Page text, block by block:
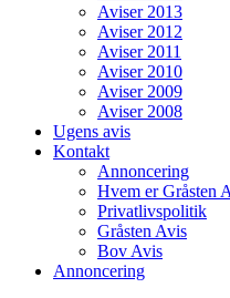
Aviser 2013
Aviser 2012
Aviser 2011
Aviser 2010
Aviser 2009
Aviser 2008
Ugens avis
Kontakt
Annoncering
Hvem er Gråsten
Privatlivspolitik
Gråsten Avis
Bov Avis
Annoncering